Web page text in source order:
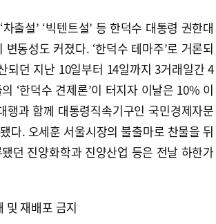
출설’ ‘빅텐트설’ 등 한덕수 대통령 권한대
동성도 커졌다. ‘한덕수 테마주’로 거론되
되던 지난 10일부터 14일까지 3거래일간 4
‘한덕수 견제론’이 터지자 이날은 10% 이
과 함께 대통령직속기구인 국민경제자문
다. 오세훈 서울시장의 불출마로 찬물을 뒤
던 진양화학과 진양산업 등은 전날 하한가
재배포 금지